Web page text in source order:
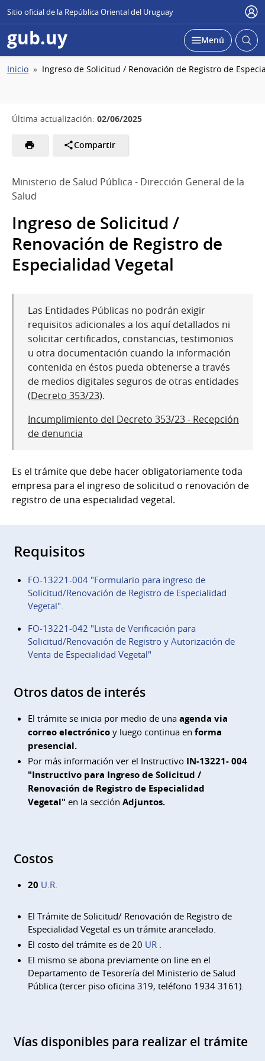
Sitio oficial de la República Oriental del Uruguay
gub.uy Desplegar
Menú Abrir
Ruta
Inicio Ingreso de Solicitud / Renovación de Registro de
Última actualización: 02/06/2025
Compartir
Ministerio de Salud Pública - Dirección General de la
Salud
Ingreso de Solicitud /
Renovación de Registro de
Especialidad Vegetal
Las Entidades Públicas no podrán exigir
requisitos adicionales a los aquí detallados ni
solicitar certificados, constancias, testimonios
u otra documentación cuando la información
contenida en éstos pueda obtenerse a través
de medios digitales seguros de otras entidades
(Decreto 353/23).
Incumplimiento del Decreto 353/23 - Recepción
de denuncia
Es el trámite que debe hacer obligatoriamente toda
empresa para el ingreso de solicitud o renovación de
registro de una especialidad vegetal.
Requisitos
FO-13221-004 "Formulario para ingreso de
Solicitud/Renovación de Registro de Especialidad
Vegetal".
FO-13221-042 "Lista de Verificación para
Solicitud/Renovación de Registro y Autorización de
Venta de Especialidad Vegetal"
Otros datos de interés
El trámite se inicia por medio de una agenda via
correo electrónicoy luego continua en forma
presencial.
Por más información ver el Instructivo IN-13221- 004
"Instructivo para Ingreso de Solicitud /
Renovación de Registro de Especialidad
Vegetal" en la sección Adjuntos.
Costos
20 U.R.
El Trámite de Solicitud/ Renovación de Registro de
Especialidad Vegetal es un trámite arancelado.
El costo del trámite es de 20 UR.
El mismo se abona previamente on line en el
Departamento de Tesorería del Ministerio de Salud
Pública (tercer piso oficina 319, teléfono 1934 3161).
Vías disponibles para realizar el trámite